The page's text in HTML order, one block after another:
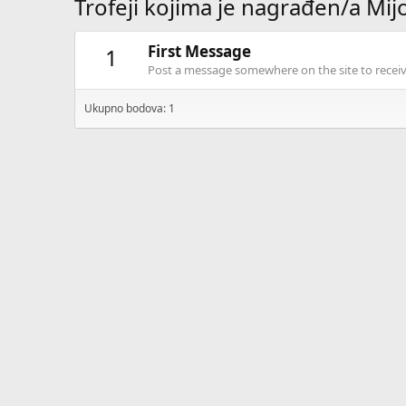
Trofeji kojima je nagrađen/a
1
First Message
Post a message somewhere on the site to
Ukupno bodova: 1